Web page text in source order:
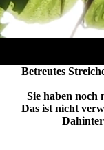
Betreutes
Sie haben noch
Das ist nicht
Dahinter